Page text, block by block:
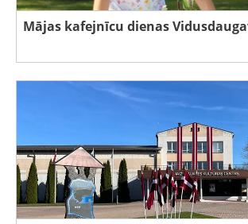
Mājas kafejnīcu dienas